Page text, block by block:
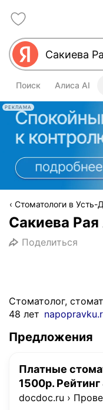
Поиск Алиса AI
РЕКЛАМА
Стоматологи в Усть-
Сакиева
Поделиться
Стоматолог,
48 лет
Предложения
Платные
1500р. Рейтинг
docdoc.ru ›